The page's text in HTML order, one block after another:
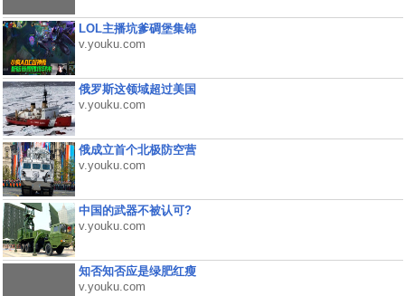
LOL主播坑爹碉堡集锦
v.youku.com
俄罗斯这领域超过美国
v.youku.com
俄成立首个北极防空营
v.youku.com
中国的武器不被认可?
v.youku.com
知否知否应是绿肥红瘦
v.youku.com